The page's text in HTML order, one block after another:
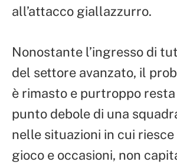
all’attacco giallazzurro.
Nonostante l’ingresso di
del settore avanzato, il
è rimasto e purtroppo
punto debole di una
nelle situazioni in cui
gioco e occasioni, non